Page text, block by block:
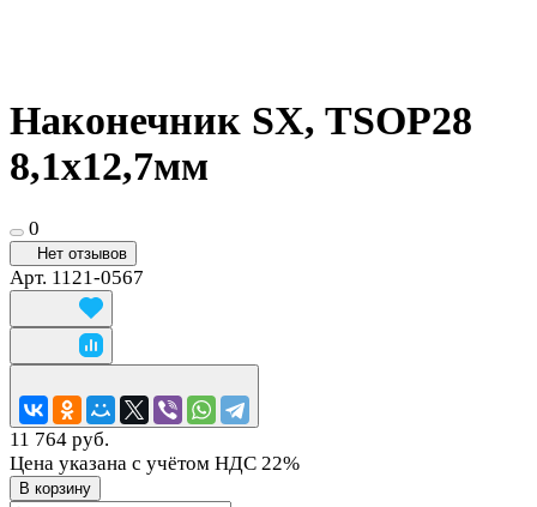
Наконечник SX, TSOP28
8,1х12,7мм
0
Нет отзывов
Арт. 1121-0567
11 764 руб.
Цена указана с учётом НДС 22%
В корзину